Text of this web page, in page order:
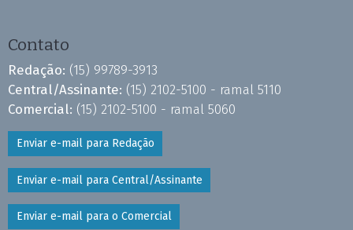
Contato
Redação: (15) 99789-3913
Central/Assinante: (15) 2102-5100 - ramal 5110
Comercial: (15) 2102-5100 - ramal 5060
Enviar e-mail para Redação
Enviar e-mail para Central/Assinante
Enviar e-mail para o Comercial